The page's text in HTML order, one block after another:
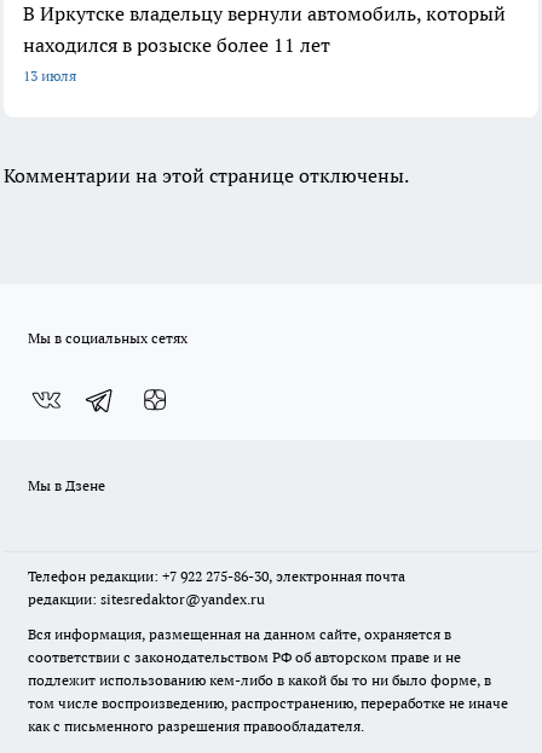
В Иркутске владельцу вернули автомобиль, который
находился в розыске более 11 лет
13 июля
Комментарии на этой странице отключены.
Мы в социальных сетях
Мы в Дзене
Телефон редакции: +7 922 275-86-30, электронная почта
редакции: sitesredaktor@yandex.ru
Вся информация, размещенная на данном сайте, охраняется в
соответствии с законодательством РФ об авторском праве и не
подлежит использованию кем-либо в какой бы то ни было форме, в
том числе воспроизведению, распространению, переработке не иначе
как с письменного разрешения правообладателя.